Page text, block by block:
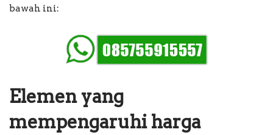
bawah ini:
Elemen yang
mempengaruhi harga